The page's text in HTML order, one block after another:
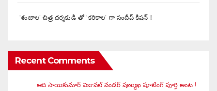
‘శంబాల’ చిత్ర దర్శకుడి తో ‘కరికాల’ గా సందీప్ కిషన్ !
Recent Comments
ఆది సాయికుమార్ విజువ‌ల్ వండ‌ర్ ష‌ణ్ముఖ షూటింగ్ పూర్తి అంట !